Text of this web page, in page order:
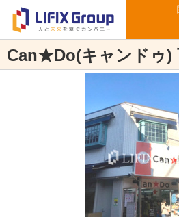
Can★Do(キャンドゥ)